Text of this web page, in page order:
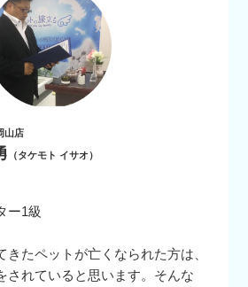
山店
（タケモト イサオ）
ー1級
きたペットが亡くなられた方は、
されていると思います。そんな